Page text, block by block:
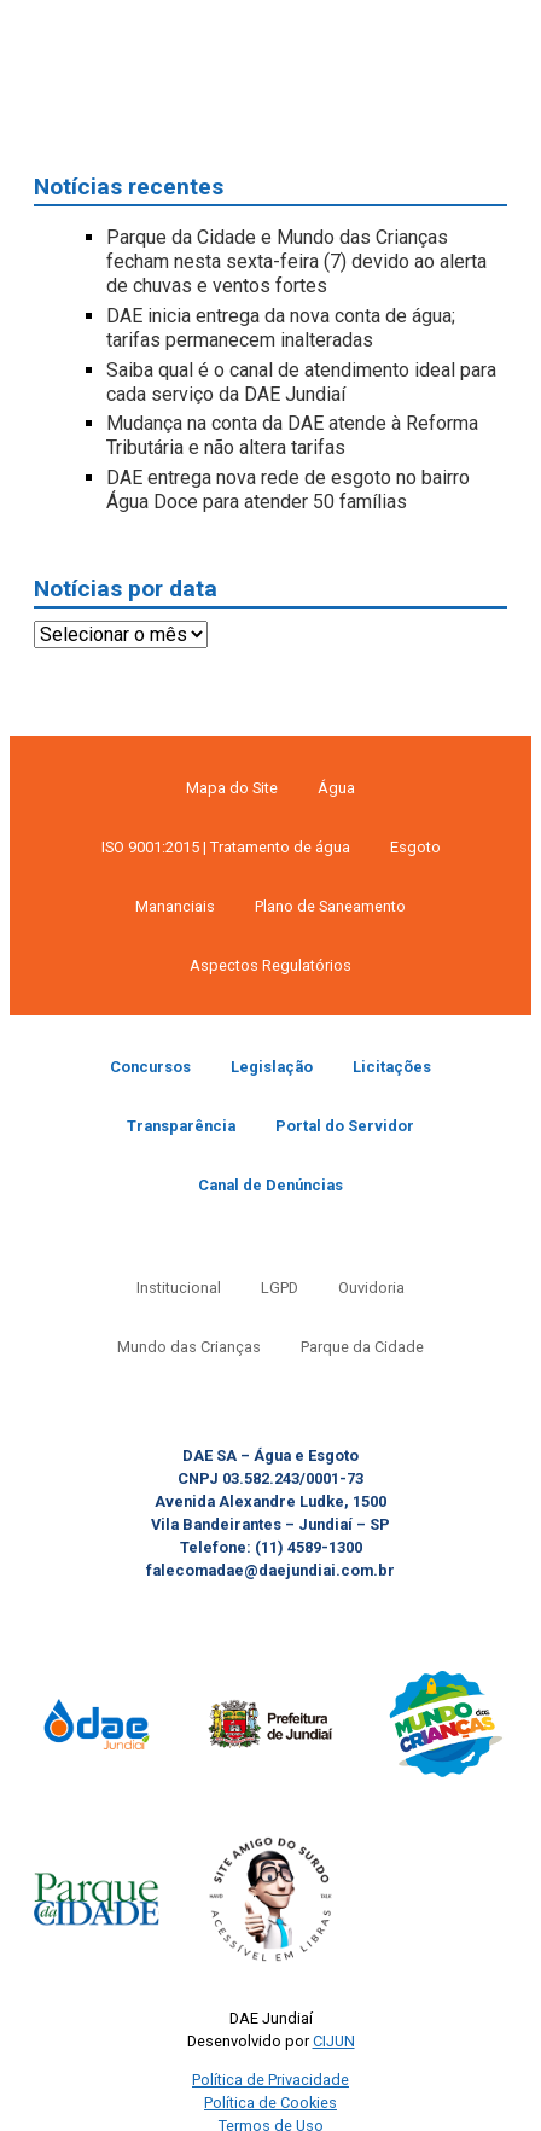
Notícias recentes
Parque da Cidade e Mundo das Crianças
fecham nesta sexta-feira (7) devido ao alerta
de chuvas e ventos fortes
DAE inicia entrega da nova conta de água;
tarifas permanecem inalteradas
Saiba qual é o canal de atendimento ideal para
cada serviço da DAE Jundiaí
Mudança na conta da DAE atende à Reforma
Tributária e não altera tarifas
DAE entrega nova rede de esgoto no bairro
Água Doce para atender 50 famílias
Notícias por data
Notícias
Mapa do Site Água
ISO 9001:2015 | Tratamento de água Esgoto
Mananciais Plano de Saneamento
Aspectos Regulatórios
Concursos Legislação Licitações
Transparência Portal do Servidor
Canal de Denúncias
Institucional LGPD Ouvidoria
Mundo das Crianças Parque da Cidade
DAE SA – Água e Esgoto
CNPJ 03.582.243/0001-73
Avenida Alexandre Ludke, 1500
Vila Bandeirantes – Jundiaí – SP
Telefone: (11) 4589-1300
falecomadae@daejundiai.com.br
DAE Jundiaí
Desenvolvido porCIJUN
Política de Privacidade
Política de Cookies
Termos de Uso